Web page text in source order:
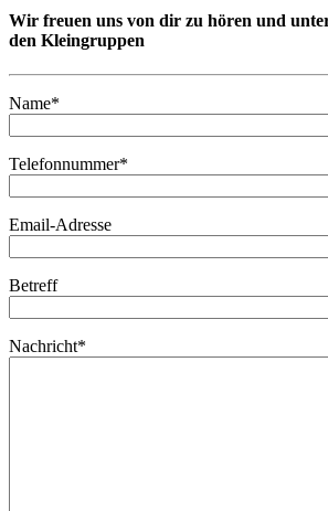
Wir freuen uns von dir zu hören und
den Kleingruppen
Name*
Telefonnummer*
Email-Adresse
Betreff
Nachricht*